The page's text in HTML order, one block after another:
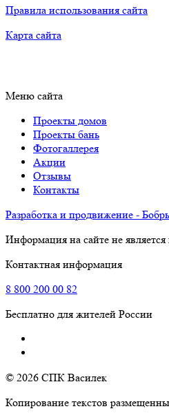
Правила использования сайта
Карта сайта
Меню сайта
Проекты домов
Проекты бань
Фотогаллерея
Акции
Отзывы
Контакты
Разработка и продвижение -
Информация на сайте не
Контактная информация
8 800 200 00 82
Бесплатно для жителей России
© 2026 СПК Василек
Копирование текстов